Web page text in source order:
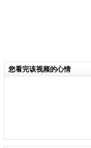
您看完该视频的心情